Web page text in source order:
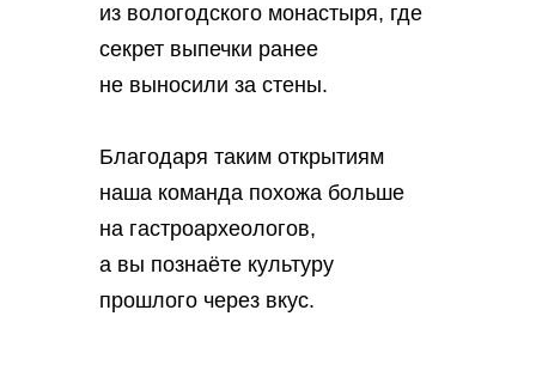
из вологодского монастыря, где
секрет выпечки ранее
не выносили за стены.
Благодаря таким открытиям
наша команда похожа больше
на гастроархеологов,
а вы познаёте культуру
прошлого через вкус.